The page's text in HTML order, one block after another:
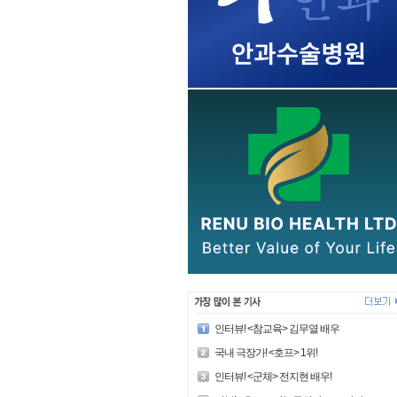
인터뷰! <참교육> 김무열 배우
국내 극장가! <호프> 1위!
인터뷰! <군체> 전지현 배우!